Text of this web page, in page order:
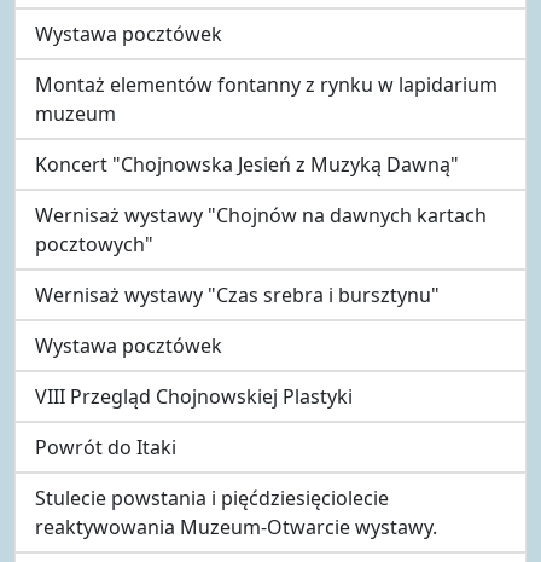
Wystawa pocztówek
Montaż elementów fontanny z rynku w lapidarium
muzeum
Koncert "Chojnowska Jesień z Muzyką Dawną"
Wernisaż wystawy "Chojnów na dawnych kartach
pocztowych"
Wernisaż wystawy "Czas srebra i bursztynu"
Wystawa pocztówek
VIII Przegląd Chojnowskiej Plastyki
Powrót do Itaki
Stulecie powstania i pięćdziesięciolecie
reaktywowania Muzeum-Otwarcie wystawy.